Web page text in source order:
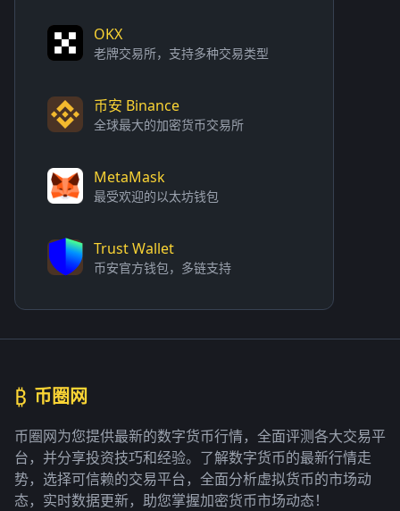
OKX
老牌交易所，支持多种交易类型
币安 Binance
全球最大的加密货币交易所
MetaMask
最受欢迎的以太坊钱包
Trust Wallet
币安官方钱包，多链支持
₿ 币圈网
币圈网为您提供最新的数字货币行情，全面评测各大交易平
台，并分享投资技巧和经验。了解数字货币的最新行情走
势，选择可信赖的交易平台，全面分析虚拟货币的市场动
态，实时数据更新，助您掌握加密货币市场动态！